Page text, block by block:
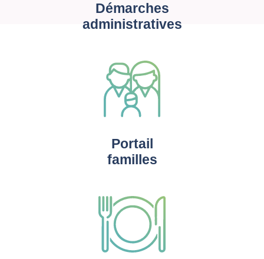
Démarches
administratives
Portail
familles